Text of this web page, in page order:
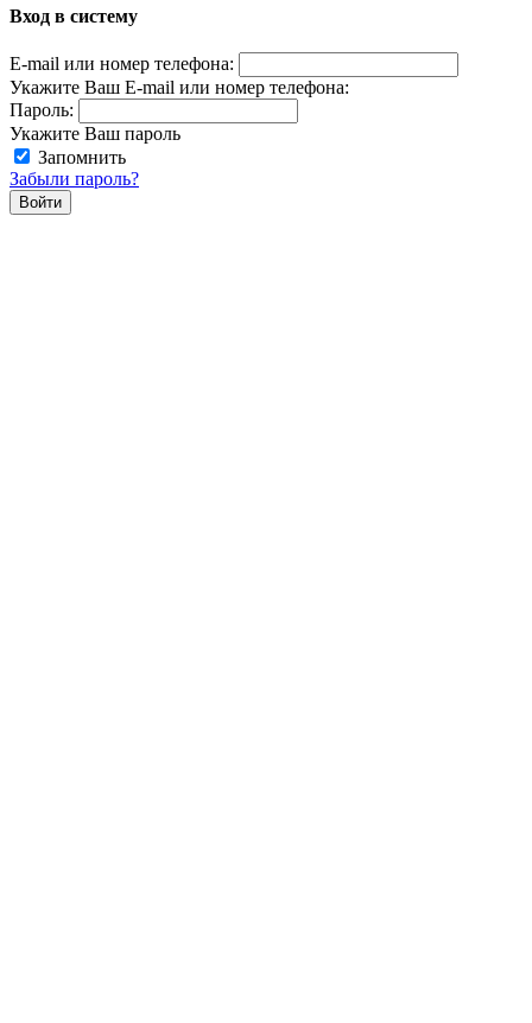
Вход в систему
E-mail или номер телефона:
Укажите Ваш E-mail или номер телефона:
Пароль:
Укажите Ваш пароль
Запомнить
Забыли пароль?